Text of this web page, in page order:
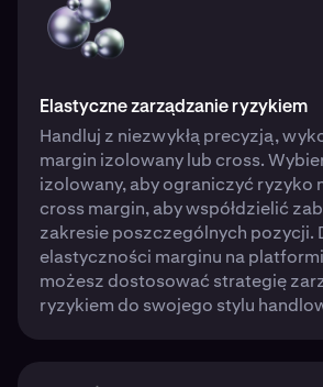
Elastyczne zarządzanie ryzykiem
Handluj z niezwykłą precyzją,
margin izolowany lub cross.
izolowany, aby ograniczyć ryzyko
cross margin, aby współdzielić
zakresie poszczególnych pozycji.
elastyczności marginu na
możesz dostosować strategię
ryzykiem do swojego stylu